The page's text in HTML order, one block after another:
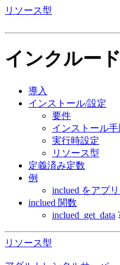
リソース型
インクルー
導入
インストール/設定
要件
インストール手
実行時設定
リソース型
定義済み定数
例
inclued をアプ
inclued 関数
inclued_get_data
リソース型